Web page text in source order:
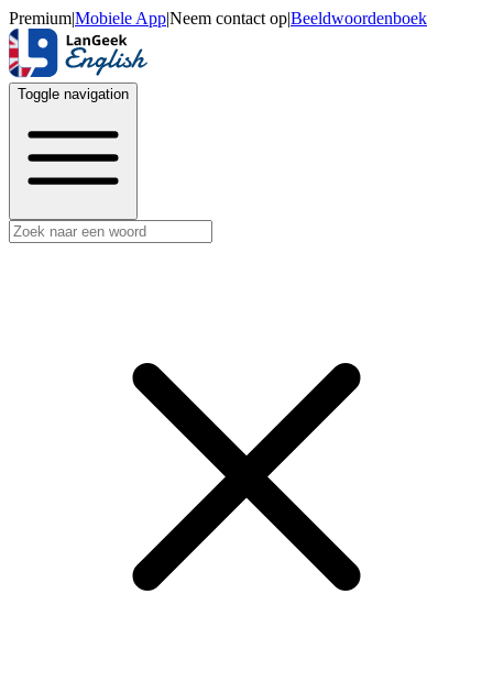
Premium|Mobiele App|Neem contact op|Beeldwoordenboek
Toggle navigation